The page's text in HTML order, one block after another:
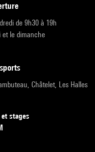
de 9h30 à 19h
et le dimanche
Châtelet, Les Halles
stages